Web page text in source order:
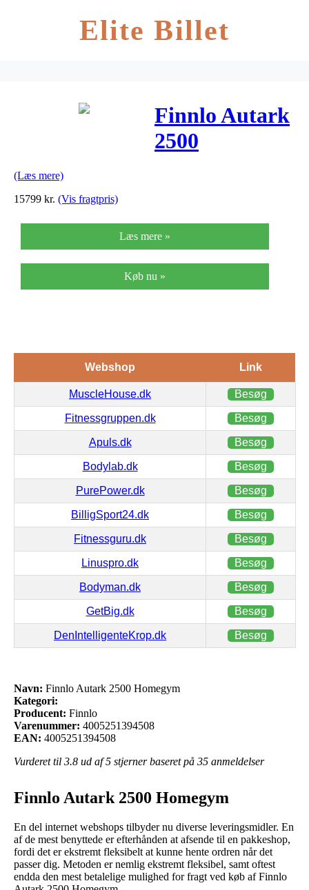
Elite Billet
Finnlo Autark
2500
(Læs mere)
15799 kr. (Vis fragtpris)
Læs mere »
Køb nu »
Webshop Link
MuscleHouse.dk Besøg
Fitnessgruppen.dk Besøg
Apuls.dk Besøg
Bodylab.dk Besøg
PurePower.dk Besøg
BilligSport24.dk Besøg
Fitnessguru.dk Besøg
Linuspro.dk Besøg
Bodyman.dk Besøg
GetBig.dk Besøg
DenIntelligenteKrop.dk Besøg
Navn: Finnlo Autark 2500 Homegym
Kategori:
Producent: Finnlo
Varenummer: 4005251394508
EAN: 4005251394508
Vurderet til 3.8 ud af 5 stjerner baseret på 35 anmeldelser
Finnlo Autark 2500 Homegym
En del internet webshops tilbyder nu diverse leveringsmidler. En
af de mest benyttede er efterhånden at afsende til en pakkeshop,
fordi det er ekstremt fleksibelt at kunne hente ordren når det
passer dig. Metoden er nemlig ekstremt fleksibel, samt oftest
endda den mest betalelige mulighed for fragt ved køb af Finnlo